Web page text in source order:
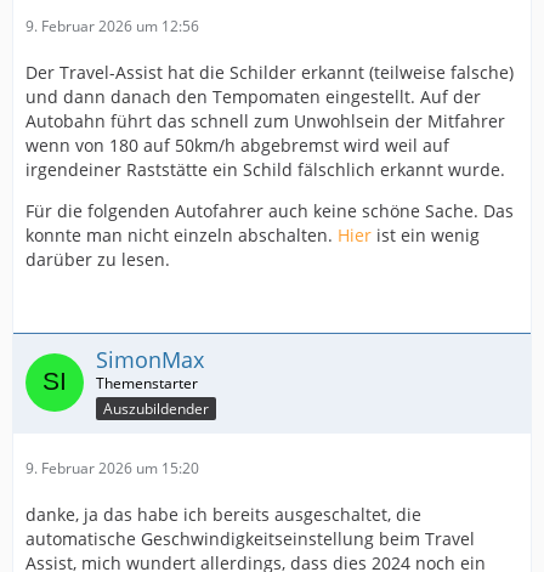
9. Februar 2026 um 12:56
Der Travel-Assist hat die Schilder erkannt (teilweise falsche)
und dann danach den Tempomaten eingestellt. Auf der
Autobahn führt das schnell zum Unwohlsein der Mitfahrer
wenn von 180 auf 50km/h abgebremst wird weil auf
irgendeiner Raststätte ein Schild fälschlich erkannt wurde.
Für die folgenden Autofahrer auch keine schöne Sache. Das
konnte man nicht einzeln abschalten. Hier ist ein wenig
darüber zu lesen.
SimonMax
Auszubildender
9. Februar 2026 um 15:20
danke, ja das habe ich bereits ausgeschaltet, die
automatische Geschwindigkeitseinstellung beim Travel
Assist, mich wundert allerdings, dass dies 2024 noch ein